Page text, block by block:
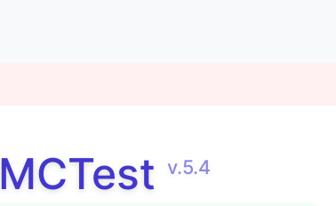
MCTest v.5.4